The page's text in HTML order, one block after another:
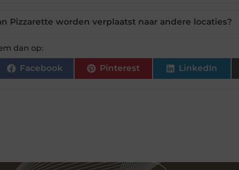
Pizzarette worden verplaatst naar andere locaties?
dan op:
Facebook Pinterest LinkedIn